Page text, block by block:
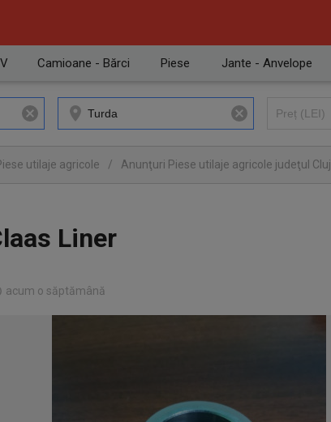
Camioane - Bărci Piese Jante - Anvelope
utilaje agricole / Anunţuri Piese utilaje agricole judeţul Cluj
Liner
acum o săptămână